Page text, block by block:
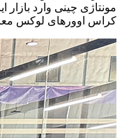
مونتاژی چینی وارد
کراس اوورهای لوکس